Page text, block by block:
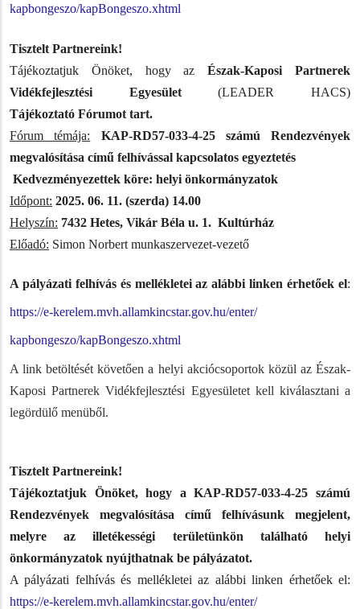
kapbongeszo/kapBongeszo.xhtml
Tisztelt Partnereink!
Tájékoztatjuk Önöket, hogy azÉszak-Kaposi Partnerek
Vidékfejlesztési Egyesület(LEADER HACS)
Tájékoztató Fórumot tart.
Fórum témája:
KAP-RD57-033-4-25 számú Rendezvények
megvalósítása című felhívással kapcsolatos egyeztetés
Kedvezményezettek köre: helyi önkormányzatok
Időpont: 2025. 06. 11. (szerda) 14.00
Helyszín: 7432 Hetes, Vikár Béla u. 1. Kultúrház
Előadó: Simon Norbert munkaszervezet-vezető
A pályázati felhívás és mellékletei az alábbi linken érhetőek el:
https://e-kerelem.mvh.allamkincstar.gov.hu/enter/
kapbongeszo/kapBongeszo.xhtml
A link betöltését követően a helyi akciócsoportok közül az Észak-
Kaposi Partnerek Vidékfejlesztési Egyesületet kell kiválasztani a
legördülő menüből.
Tisztelt Partnereink!
Tájékoztatjuk Önöket, hogy aKAP-RD57-033-4-25 számú
Rendezvények megvalósítása című felhívásunk megjelent,
melyre az illetékességi területünkön található helyi
önkormányzatok nyújthatnak be pályázatot.
A pályázati felhívás és mellékletei az alábbi linken érhetőek el:
https://e-kerelem.mvh.allamkincstar.gov.hu/enter/